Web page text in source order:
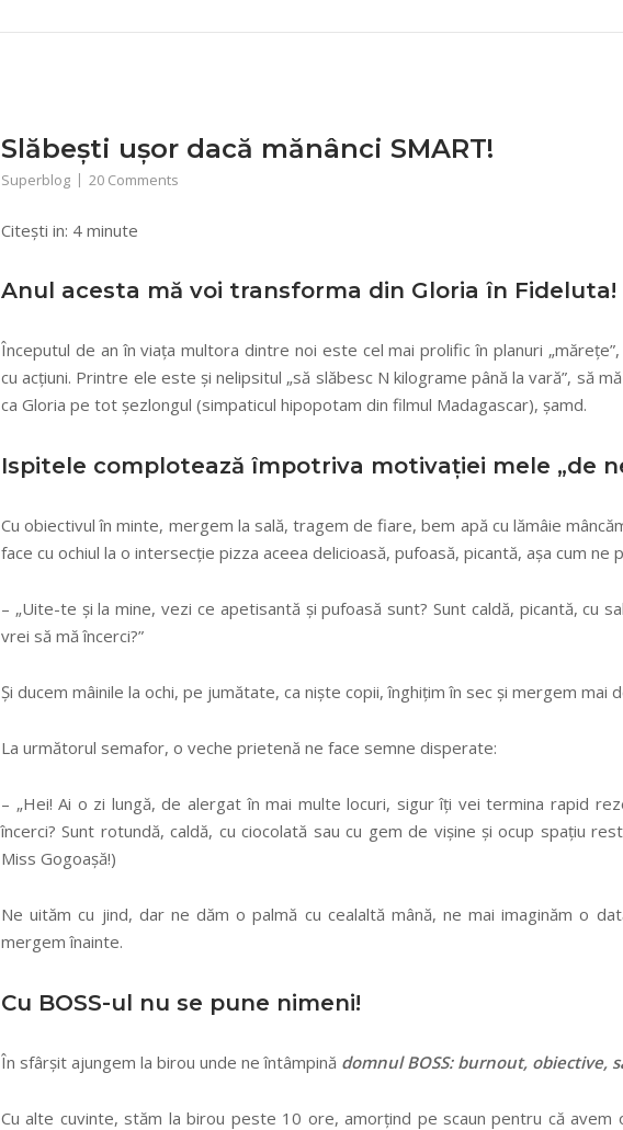
Slăbești ușor dacă mănânci SMART!
Superblog 20 Comments
Citești in: 4 minute
Anul acesta mă voi transforma din Gloria în Fideluta!
Începutul de an în viața multora dintre noi este cel mai prolific în planuri
cu acțiuni. Printre ele este și nelipsitul „să slăbesc N kilograme până la vară”, să
ca Gloria pe tot șezlongul (simpaticul hipopotam din filmul Madagascar), șamd.
Ispitele complotează împotriva motivației mele „de
Cu obiectivul în minte, mergem la sală, tragem de fiare, bem apă cu lămâie
face cu ochiul la o intersecție pizza aceea delicioasă, pufoasă, picantă, așa cum ne
– „Uite-te și la mine, vezi ce apetisantă și pufoasă sunt? Sunt caldă, picantă, cu
vrei să mă încerci?”
Și ducem mâinile la ochi, pe jumătate, ca niște copii, înghițim în sec și mergem mai
La următorul semafor, o veche prietenă ne face semne disperate:
– „Hei! Ai o zi lungă, de alergat în mai multe locuri, sigur îți vei termina rapid
încerci? Sunt rotundă, caldă, cu ciocolată sau cu gem de vișine și ocup spațiu
Miss Gogoașă!)
Ne uităm cu jind, dar ne dăm o palmă cu cealaltă mână, ne mai imaginăm o
mergem înainte.
Cu BOSS-ul nu se pune nimeni!
În sfârșit ajungem la birou unde ne întâmpină domnul BOSS: burnout, obiective,
Cu alte cuvinte, stăm la birou peste 10 ore, amorțind pe scaun pentru că avem